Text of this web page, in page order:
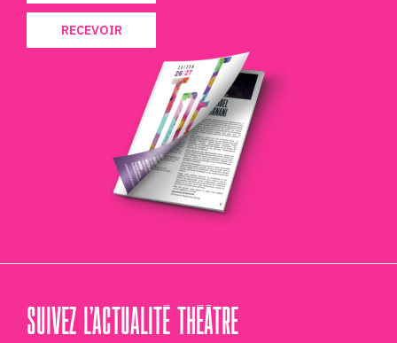
RECEVOIR
SUIVEZ L’ACTUALITÉ THÉÂTRE